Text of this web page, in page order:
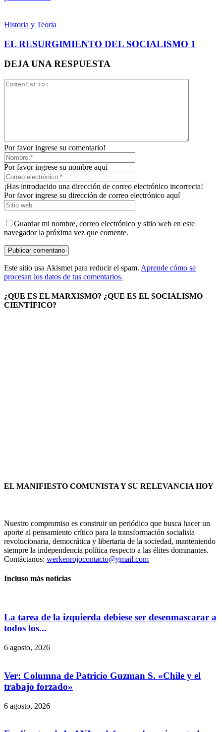
Historia y Teoria
EL RESURGIMIENTO DEL SOCIALISMO 1
DEJA UNA RESPUESTA
Por favor ingrese su comentario!
Por favor ingrese su nombre aquí
¡Has introducido una dirección de correo electrónico incorrecta!
Por favor ingrese su dirección de correo electrónico aquí
Guardar mi nombre, correo electrónico y sitio web en este
navegador la próxima vez que comente.
Este sitio usa Akismet para reducir el spam. Aprende cómo se
procesan los datos de tus comentarios.
¿QUE ES EL MARXISMO? ¿QUE ES EL SOCIALISMO
CIENTÍFICO?
EL MANIFIESTO COMUNISTA Y SU RELEVANCIA HOY
Nuestro compromiso es construir un periódico que busca hacer un
aporte al pensamiento crítico para la transformación socialista
revolucionaria, democrática y libertaria de la sociedad, manteniendo
siempre la independencia política respecto a las élites dominantes.
Contáctanos: werkenrojocontacto@gmail.com
Incluso más noticias
La tarea de la izquierda debiese ser desenmascarar a
todos los...
6 agosto, 2026
Ver: Columna de Patricio Guzman S. «Chile y el
trabajo forzado»
6 agosto, 2026